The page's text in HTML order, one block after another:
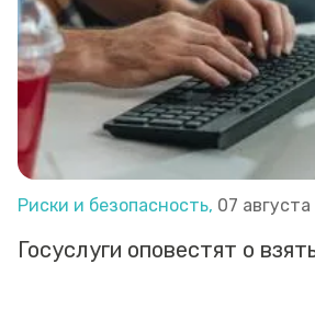
Риски и безопасность, 07
Госуслуги оповестят о